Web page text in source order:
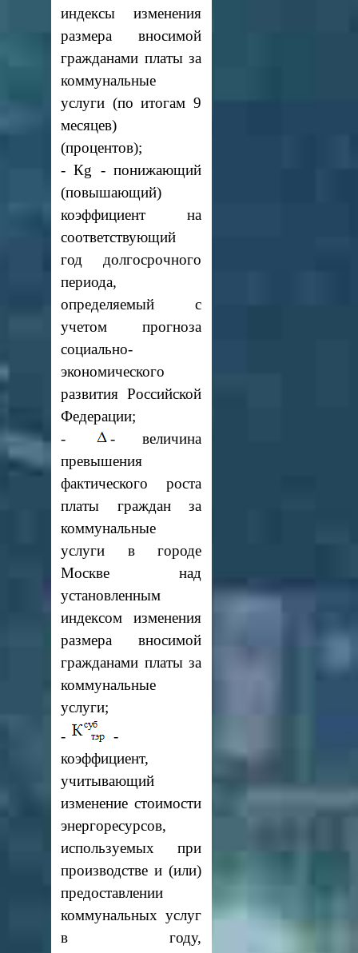
индексы изменения
размера вносимой
гражданами платы за
коммунальные
услуги (по итогам 9
месяцев)
(процентов);
- Кg - понижающий
(повышающий)
коэффициент на
соответствующий
год долгосрочного
периода,
определяемый с
учетом прогноза
социально-
экономического
развития Российской
Федерации;
-
- величина
превышения
фактического роста
платы граждан за
коммунальные
услуги в городе
Москве над
установленным
индексом изменения
размера вносимой
гражданами платы за
коммунальные
услуги;
-
-
коэффициент,
учитывающий
изменение стоимости
энергоресурсов,
используемых при
производстве и (или)
предоставлении
коммунальных услуг
в году,